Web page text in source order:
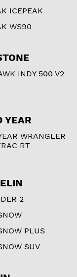
ICEPEAK
WS90
INDY 500 V2
YEAR
WRANGLER
RT
2
PLUS
SUV